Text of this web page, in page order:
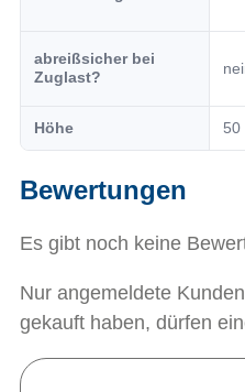
abreißsicher bei
Zuglast?
Höhe 50
Bewertungen
Es gibt noch keine
Nur angemeldete
gekauft haben, dürfen